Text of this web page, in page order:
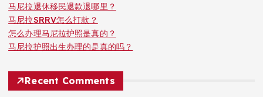
马尼拉退休移民退款退哪里？
马尼拉SRRV怎么打款？
怎么办理马尼拉护照是真的？
马尼拉护照出生办理的是真的吗？
Recent Comments